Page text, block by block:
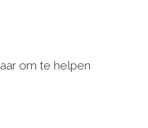
om te helpen